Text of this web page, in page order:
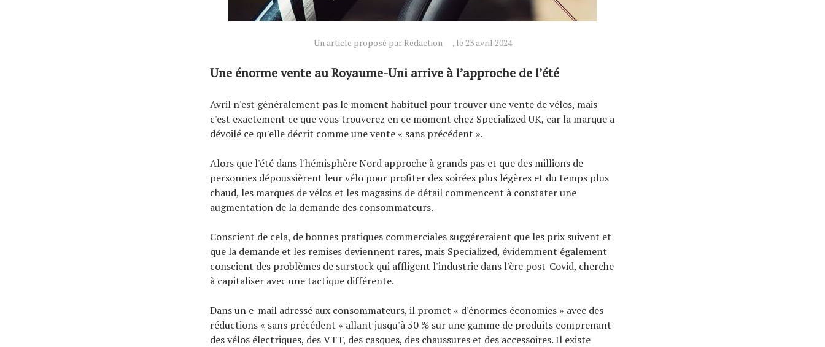
Un article proposé par Rédaction , le 23 avril 2024
Une énorme vente au Royaume-Uni arrive à l’approche de l’été
Avril n'est généralement pas le moment habituel pour trouver une vente de vélos, mais
c'est exactement ce que vous trouverez en ce moment chez Specialized UK, car la marque a
dévoilé ce qu'elle décrit comme une vente « sans précédent ».
Alors que l'été dans l'hémisphère Nord approche à grands pas et que des millions de
personnes dépoussièrent leur vélo pour profiter des soirées plus légères et du temps plus
chaud, les marques de vélos et les magasins de détail commencent à constater une
augmentation de la demande des consommateurs.
Conscient de cela, de bonnes pratiques commerciales suggéreraient que les prix suivent et
que la demande et les remises deviennent rares, mais Specialized, évidemment également
conscient des problèmes de surstock qui affligent l'industrie dans l'ère post-Covid, cherche
à capitaliser avec une tactique différente.
Dans un e-mail adressé aux consommateurs, il promet « d'énormes économies » avec des
réductions « sans précédent » allant jusqu'à 50 % sur une gamme de produits comprenant
des vélos électriques, des VTT, des casques, des chaussures et des accessoires. Il existe